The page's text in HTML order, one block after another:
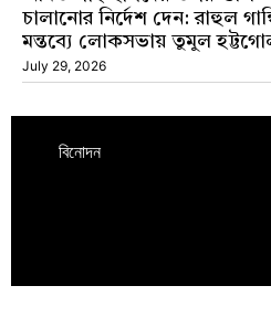
চালানোর নির্দেশ দেন: রাহুল
মন্তব্যে লোকসভায় তুমুল
July 29, 2026
বিনোদন